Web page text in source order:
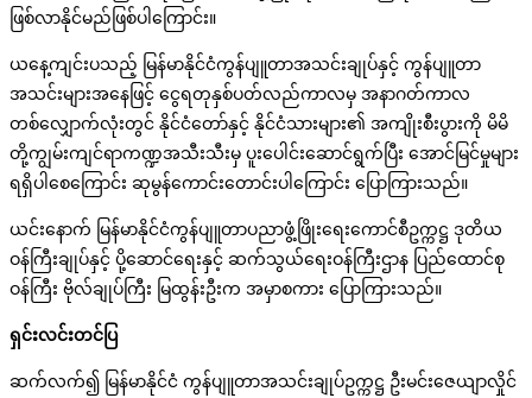
ဖြစ်လာနိုင်မည်ဖြစ်ပါကြောင်း။
ယနေ့ကျင်းပသည့် မြန်မာနိုင်ငံကွန်ပျူတာအသင်းချုပ်နှင့် ကွန်ပျူတာ
အသင်းများအနေဖြင့် ငွေရတုနှစ်ပတ်လည်ကာလမှ အနာဂတ်ကာလ
တစ်လျှောက်လုံးတွင် နိုင်ငံတော်နှင့် နိုင်ငံသားများ၏ အကျိုးစီးပွားကို မိမိ
တို့ကျွမ်းကျင်ရာကဏ္ဍအသီးသီးမှ ပူးပေါင်းဆောင်ရွက်ပြီး အောင်မြင်မှုများ
ရရှိပါစေကြောင်း ဆုမွန်ကောင်းတောင်းပါကြောင်း ပြောကြားသည်။
ယင်းနောက် မြန်မာနိုင်ငံကွန်ပျူတာပညာဖွံ့ဖြိုးရေးကောင်စီဥက္ကဋ္ဌ ဒုတိယ
ဝန်ကြီးချုပ်နှင့် ပို့ဆောင်ရေးနှင့် ဆက်သွယ်ရေးဝန်ကြီးဌာန ပြည်ထောင်စု
ဝန်ကြီး ဗိုလ်ချုပ်ကြီး မြထွန်းဦးက အမှာစကား ပြောကြားသည်။
ရှင်းလင်းတင်ပြ
ဆက်လက်၍ မြန်မာနိုင်ငံ ကွန်ပျူတာအသင်းချုပ်ဥက္ကဋ္ဌ ဦးမင်းဇေယျာလှိုင်